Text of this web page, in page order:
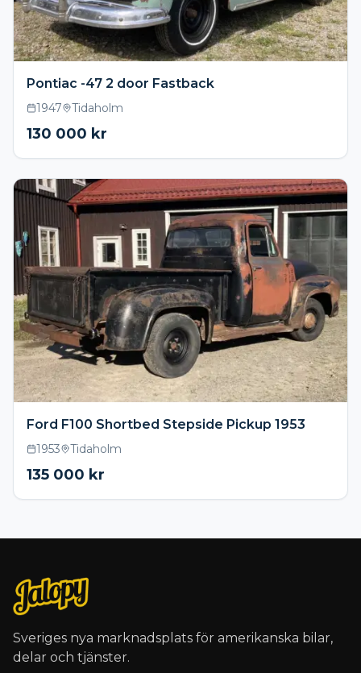
Pontiac -47 2 door Fastback
1947 Tidaholm
130 000 kr
Ford F100 Shortbed Stepside Pickup 1953
1953 Tidaholm
135 000 kr
Sveriges nya marknadsplats för amerikanska bilar,
delar och tjänster.